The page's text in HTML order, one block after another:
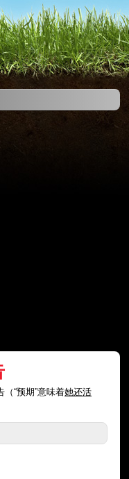
（“预期”意味着她还活